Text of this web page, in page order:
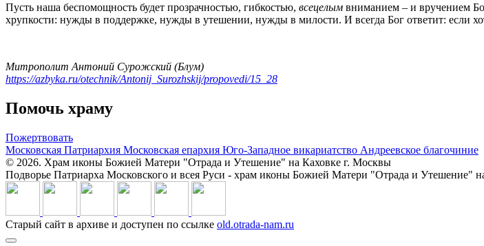
Пусть наша беспомощность будет прозрачностью, гибкостью, всецелым вниманием – и вручением
хрупкости: нужды в поддержке, нужды в утешении, нужды в милости. И всегда Бог ответит: если
Митрополит Антоний Сурожский (Блум)
https://azbyka.ru/otechnik/Antonij_Surozhskij/propovedi/15_28
Помочь храму
Пожертвовать
Московская Патриархия Московская епархия Юго-Западное викариатство Андреевское благочиние
© 2026. Храм иконы Божией Матери "Отрада и Утешение" на Каховке г. Москвы
Подворье Патриарха Московского и всея Руси - храм иконы Божией Матери "Отрада и Утешение"
Старый сайт в архиве и доступен по ссылке old.otrada-nam.ru